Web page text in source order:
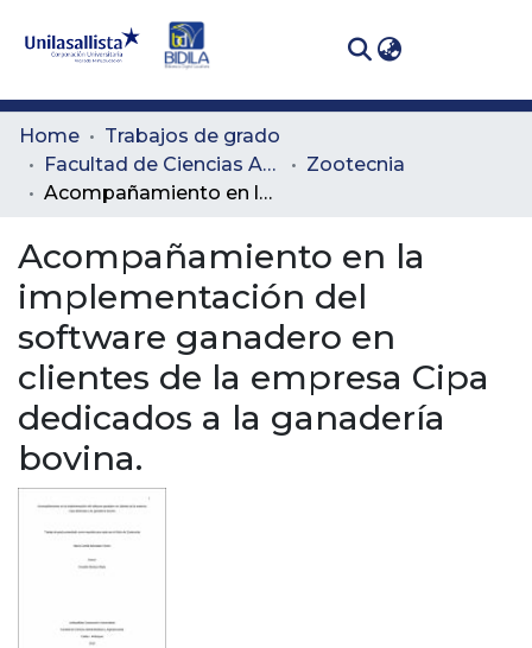
Communities
& Collections
All of DSpace
Statistics
Home
Trabajos de grado
Facultad de Ciencias Administrativas y Agropecuarias
Zootecnia
Acompañamiento en la implementación del software ganadero en clientes de la empresa Cipa dedicados a la ganadería bovina.
Acompañamiento en la
implementación del
software ganadero en
clientes de la empresa Cipa
dedicados a la ganadería
bovina.